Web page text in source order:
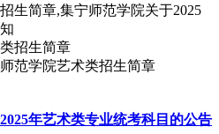
生简章,集宁师范学院关于2025
范学院艺术类招生简章
年艺术类专业统考科目的公告